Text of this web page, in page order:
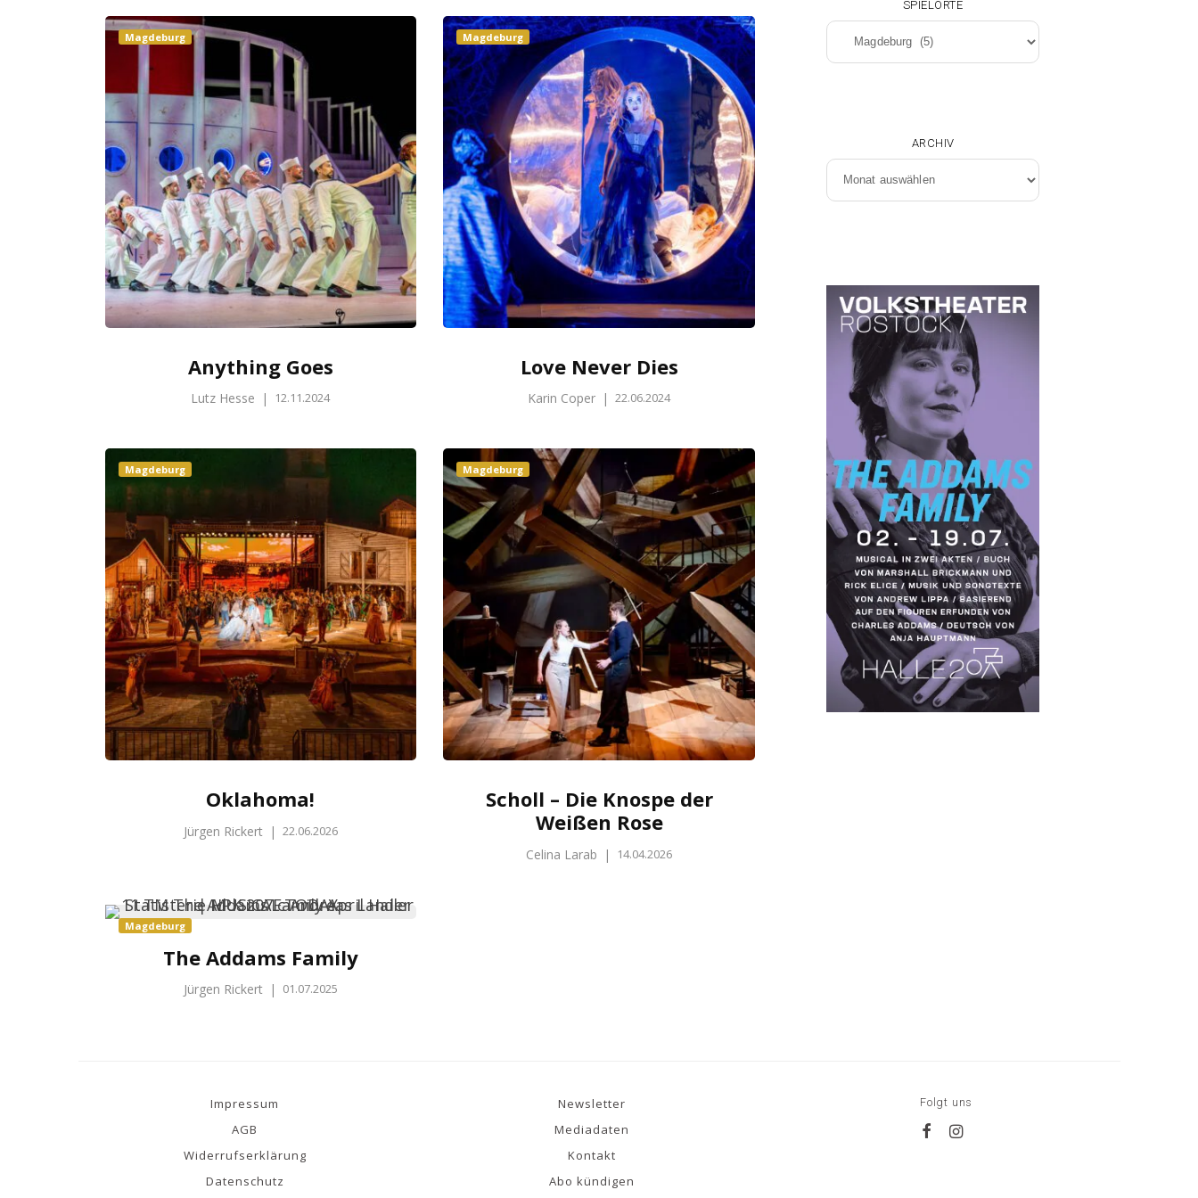
Magdeburg
Anything Goes
Lutz Hesse | 12.11.2024
Magdeburg
Love Never Dies
Karin Coper | 22.06.2024
Magdeburg
Oklahoma!
Jürgen Rickert | 22.06.2026
Magdeburg
Scholl – Die Knospe der
Weißen Rose
Celina Larab | 14.04.2026
Magdeburg
The Addams Family
Jürgen Rickert | 01.07.2025
SPIELORTE
Spielorte
ARCHIV
Archiv
Impressum
AGB
Widerrufserklärung
Datenschutz
Newsletter
Mediadaten
Kontakt
Abo kündigen
Folgt uns